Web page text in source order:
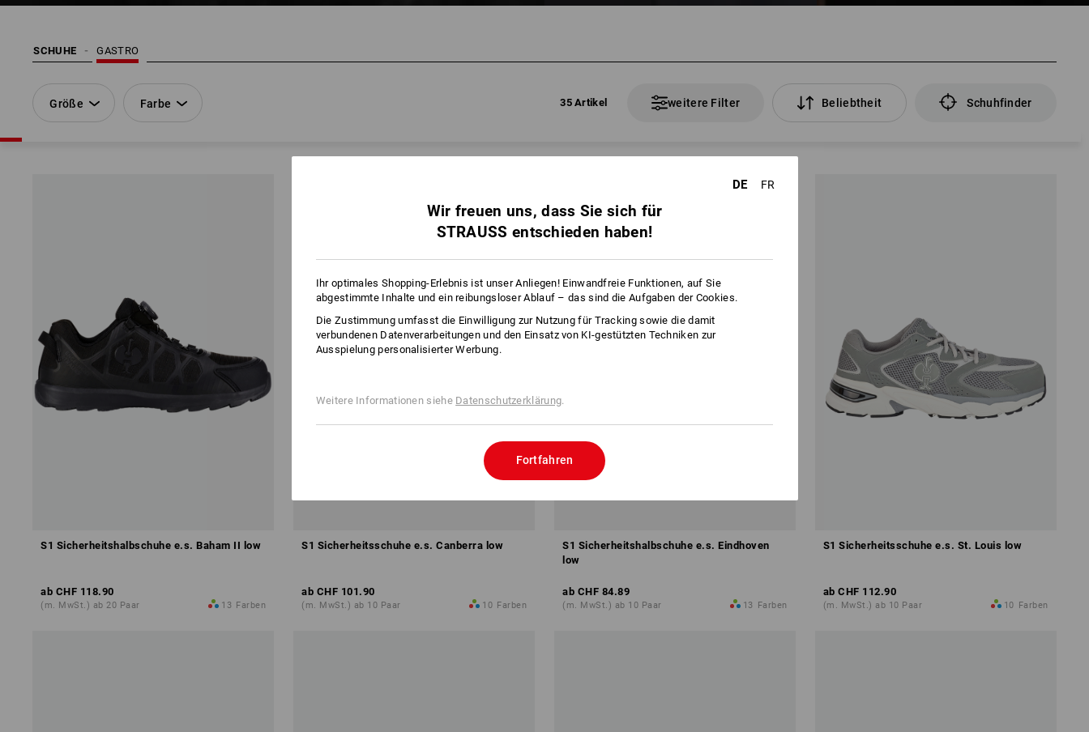
SCHUHE GASTRO
Größe Farbe 35 Artikel weitere Filter Beliebtheit Schuhfinder
S1 Sicherheitshalbschuhe e.s. Baham II low
ab CHF 118.90
(m. MwSt.) ab 20 Paar 13 Farben
S1 Sicherheitsschuhe e.s. Canberra low
ab CHF 101.90
(m. MwSt.) ab 10 Paar 10 Farben
S1 Sicherheitshalbschuhe e.s. Eindhoven
low
ab CHF 84.89
(m. MwSt.) ab 10 Paar 13 Farben
S1 Sicherheitsschuhe e.s. St. Louis low
ab CHF 112.90
(m. MwSt.) ab 10 Paar 10 Farben
DE FR
Wir freuen uns, dass Sie sich für
STRAUSS entschieden haben!
Ihr optimales Shopping-Erlebnis ist unser Anliegen! Einwandfreie Funktionen, auf Sie
abgestimmte Inhalte und ein reibungsloser Ablauf – das sind die Aufgaben der Cookies.
Die Zustimmung umfasst die Einwilligung zur Nutzung für Tracking sowie die damit
verbundenen Datenverarbeitungen und den Einsatz von KI-gestützten Techniken zur
Ausspielung personalisierter Werbung.
Weitere Informationen siehe Datenschutzerklärung.
Fortfahren